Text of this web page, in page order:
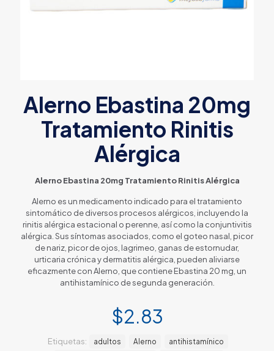
Alerno Ebastina 20mg
Tratamiento Rinitis
Alérgica
Alerno Ebastina 20mg Tratamiento Rinitis Alérgica
Alerno es un medicamento indicado para el tratamiento
sintomático de diversos procesos alérgicos, incluyendo la
rinitis alérgica estacional o perenne, así como la conjuntivitis
alérgica. Sus síntomas asociados, como el goteo nasal, picor
de nariz, picor de ojos, lagrimeo, ganas de estornudar,
urticaria crónica y dermatitis alérgica, pueden aliviarse
eficazmente con Alerno, que contiene Ebastina 20 mg, un
antihistamínico de segunda generación.
$2.83
Etiquetas: adultos Alerno
antihistamínico